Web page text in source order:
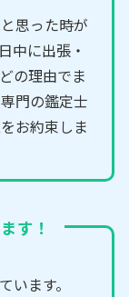
思った時が
中に出張・
の理由でま
門の鑑定士
お約束しま
す！
います。